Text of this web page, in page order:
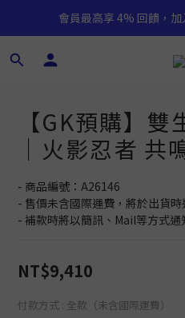
會員最高享 4% 回饋，
【GK預購】
｜火影忍者 共
- 商品編號：A26146
- 售價未含國際運費，將於出貨時
- 補款時將以簡訊、Mail等方式通
NT$9,410
付款方式 : 全款（未含國際運費）